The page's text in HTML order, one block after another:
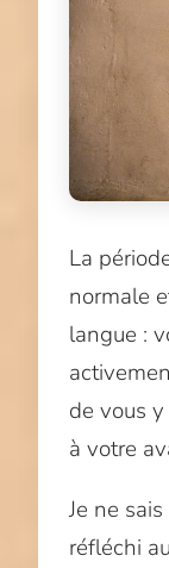
La
normale
langue :
de vous
à votre
Je ne
réfléchi